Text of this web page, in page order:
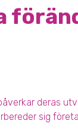
deras
sig